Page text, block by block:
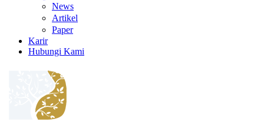
News
Artikel
Paper
Karir
Hubungi Kami